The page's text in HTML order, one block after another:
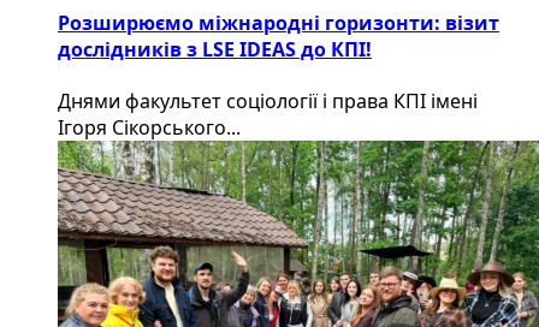
Розширюємо міжнародні горизонти: візит
дослідників з LSE IDEAS до КПІ!
Днями факультет соціології і права КПІ імені
Ігоря Сікорського...